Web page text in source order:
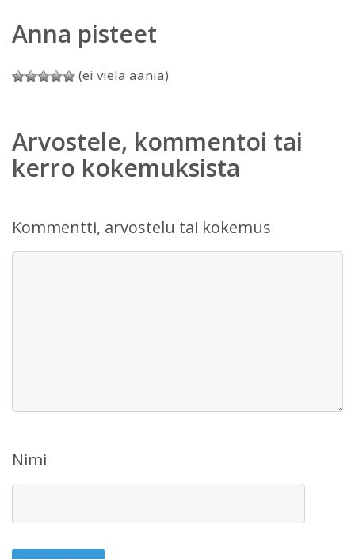
Anna pisteet
(ei vielä ääniä)
Arvostele, kommentoi tai
kerro kokemuksista
Kommentti, arvostelu tai kokemus
Nimi